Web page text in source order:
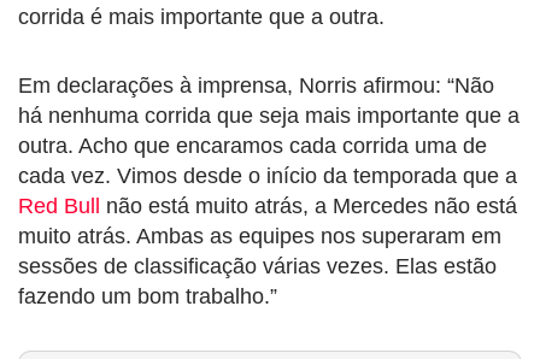
corrida é mais importante que a outra.
Em declarações à imprensa, Norris afirmou: “Não
há nenhuma corrida que seja mais importante que a
outra. Acho que encaramos cada corrida uma de
cada vez. Vimos desde o início da temporada que a
Red Bull não está muito atrás, a Mercedes não está
muito atrás. Ambas as equipes nos superaram em
sessões de classificação várias vezes. Elas estão
fazendo um bom trabalho.”